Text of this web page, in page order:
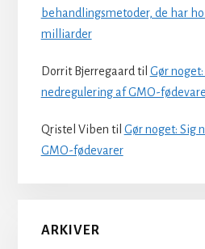
behandlingsmetoder, de har
milliarder
Dorrit Bjerregaard til Gør noget:
nedregulering af GMO-
Qristel Viben til Gør noget: Sig
GMO-fødevarer
ARKIVER